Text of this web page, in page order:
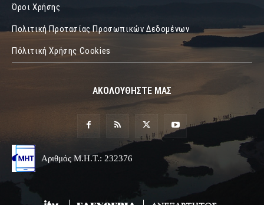
Όροι Χρήσης
Πολιτική Προτασίας Προσωπικών Δεδομένων
Πόλιτική Χρήσης Cookies
ΑΚΟΛΟΥΘΗΣΤΕ ΜΑΣ
Αριθμός Μ.Η.Τ.: 232376